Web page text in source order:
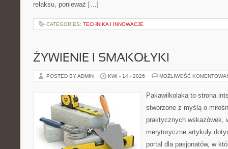
relaksu, ponieważ […]
CATEGORIES: TECHNIKA I INNOWACJE
ŻYWIENIE I SMAKOŁYKI
POSTED BY ADMIN KWI - 14 - 2026 MOŻLIWOŚĆ
Pakawilkolaka to strona
stworzone z myślą o
praktycznych wskazówek,
merytoryczne artykuły
portal dla pasjonatów, w